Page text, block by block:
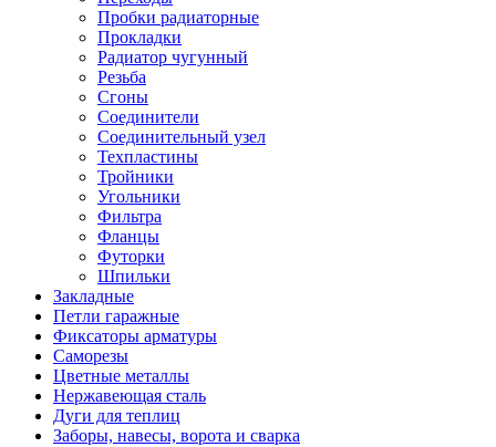
Пробки радиаторные
Прокладки
Радиатор чугунный
Резьба
Сгоны
Соединители
Соединительный узел
Техпластины
Тройники
Угольники
Фильтра
Фланцы
Футорки
Шпильки
Закладные
Петли гаражные
Фиксаторы арматуры
Саморезы
Цветные металлы
Нержавеющая сталь
Дуги для теплиц
Заборы, навесы, ворота и сварка